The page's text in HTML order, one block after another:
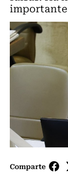
importante
Comparte